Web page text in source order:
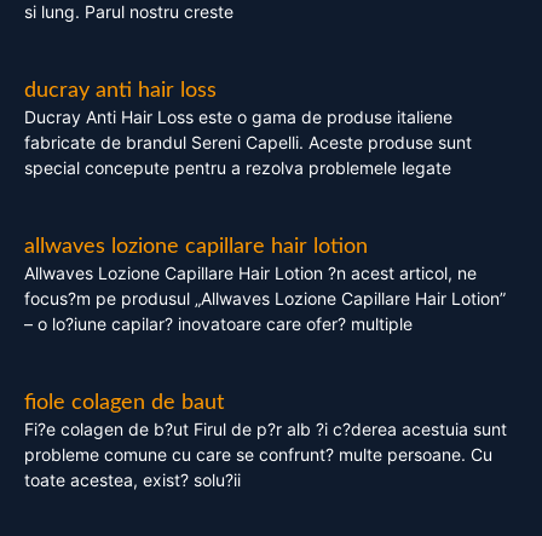
si lung. Parul nostru creste
ducray anti hair loss
Ducray Anti Hair Loss este o gama de produse italiene
fabricate de brandul Sereni Capelli. Aceste produse sunt
special concepute pentru a rezolva problemele legate
allwaves lozione capillare hair lotion
Allwaves Lozione Capillare Hair Lotion ?n acest articol, ne
focus?m pe produsul „Allwaves Lozione Capillare Hair Lotion”
– o lo?iune capilar? inovatoare care ofer? multiple
fiole colagen de baut
Fi?e colagen de b?ut Firul de p?r alb ?i c?derea acestuia sunt
probleme comune cu care se confrunt? multe persoane. Cu
toate acestea, exist? solu?ii